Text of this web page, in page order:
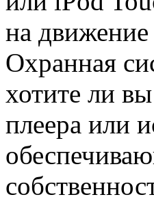
на движение
Охранная
хотите ли
плеера или